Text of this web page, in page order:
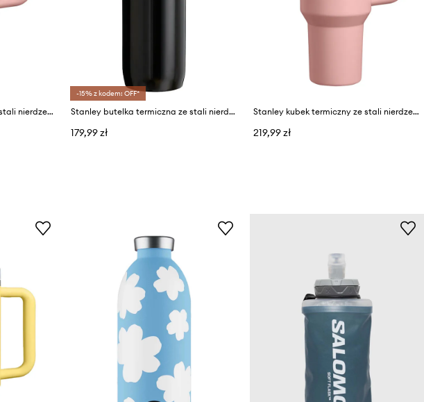
Stanley kubek termiczny ze stali nierdzewnej Quencher® H2.O FlowState™ 1.18L
-15% z kodem: OFF*
Stanley butelka termiczna ze stali nierdzewnej All Day Slim 0.35L
179,99 zł
Stanley kubek termiczny ze stali nierdzewnej Quencher® H2.O FlowState™ 0.89L
219,99 zł